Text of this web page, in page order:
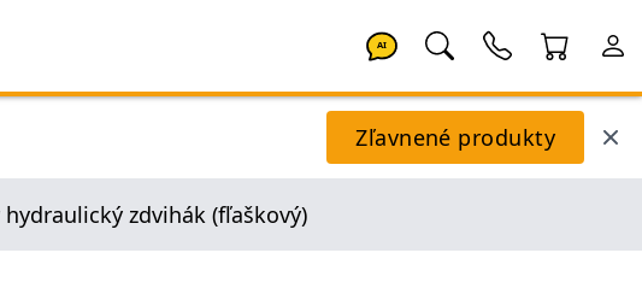
AI
Zľavnené produkty
zdvihák (fľaškový)